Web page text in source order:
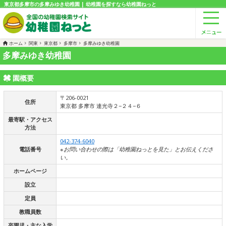
東京都多摩市の多摩みゆき幼稚園 | 幼稚園を探すなら幼稚園ねっと
ホーム 関東 東京都 多摩市 多摩みゆき幼稚園
多摩みゆき幼稚園
園概要
住所
〒206-0021
東京都 多摩市 連光寺２−２４−６
最寄駅・アクセス
方法
電話番号
042-374-6040
※お問い合わせの際は「幼稚園ねっとを見た」とお伝えくださ
い。
ホームページ
設立
定員
教職員数